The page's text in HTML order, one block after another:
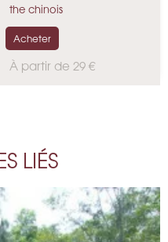
the chinois
P
À partir de 29 €
Acheter
LIÉS